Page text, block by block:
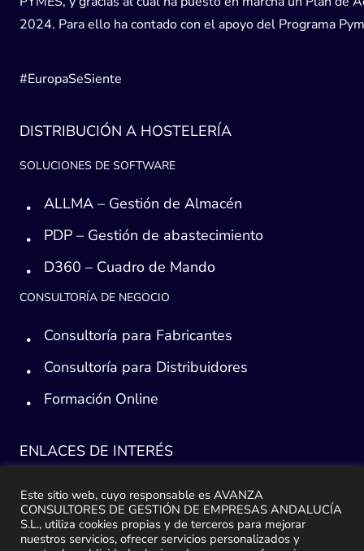
2024. Para ello ha contado con el apoyo del Programa
#EuropaSeSiente
DISTRIBUCIÓN A HOSTELERÍA
SOLUCIONES DE SOFTWARE
ALLMA – Gestión de Almacén
PDP – Gestión de abastecimiento
D360 – Cuadro de Mando
CONSULTORÍA DE NEGOCIO
Consultoría para Fabricantes
Consultoría para Distribuidores
Formación Online
ENLACES DE INTERÉS
Consultoría ERP Sage
Implantación ERP
Este sitio web, cuyo responsable es AVANZA
CONSULTORES DE GESTIÓN DE EMPRESAS ANDALUCÍA
S.L., utiliza cookies propias y de terceros para mejorar
nuestros servicios, ofrecer servicios personalizados y